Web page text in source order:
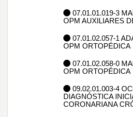
07.01.01.019-3
OPM AUXILIARES
07.01.02.057-1
OPM ORTOPÉDICA
07.01.02.058-0
OPM ORTOPÉDICA
09.02.01.003-4
DIAGNÓSTICA
CORONARIANA